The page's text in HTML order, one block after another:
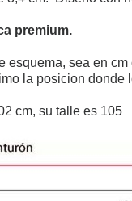
premium.
sea en
la posicion donde
cm, su talle es 105